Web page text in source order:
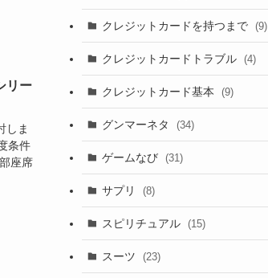
リー
しま
条件
座席
クレジットカードを持つまで (9)
クレジットカードトラブル (4)
クレジットカード基本 (9)
グンマーネタ (34)
ゲームなび (31)
サプリ (8)
スピリチュアル (15)
スーツ (23)